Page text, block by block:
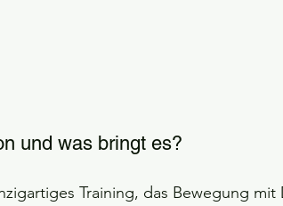
und was bringt es?
Training, das Bewegung